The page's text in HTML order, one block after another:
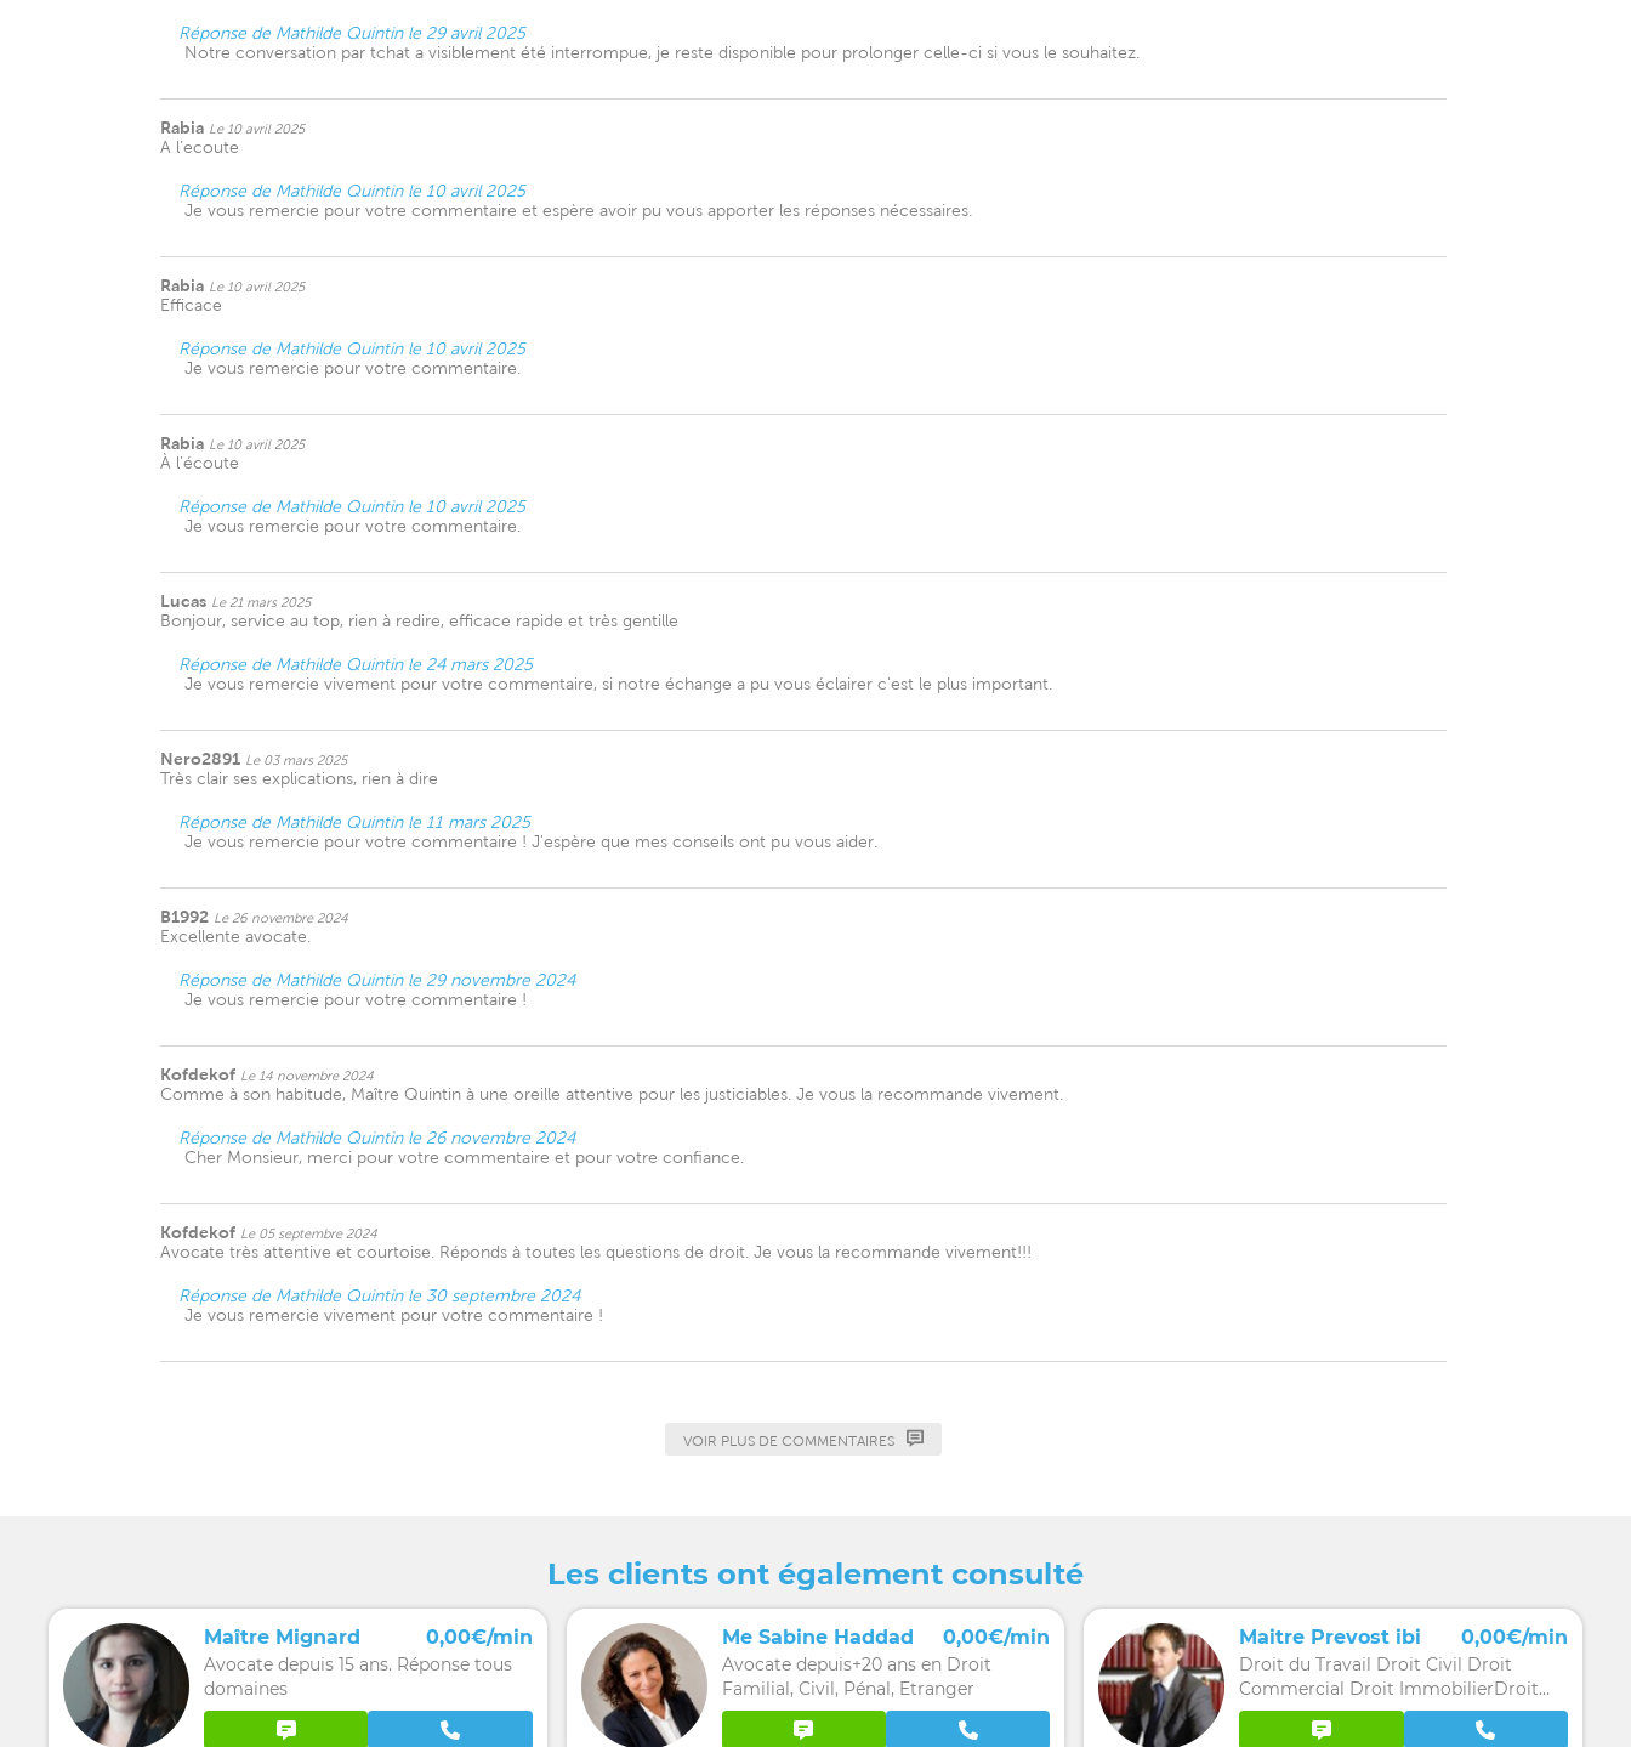
Réponse de Mathilde Quintin le 29 avril 2025
Notre conversation par tchat a visiblement été interrompue, je reste disponible pour prolonger celle-ci si vous le souhaitez.
Rabia Le 10 avril 2025
A l’ecoute
Réponse de Mathilde Quintin le 10 avril 2025
Je vous remercie pour votre commentaire et espère avoir pu vous apporter les réponses nécessaires.
Rabia Le 10 avril 2025
Efficace
Réponse de Mathilde Quintin le 10 avril 2025
Je vous remercie pour votre commentaire.
Rabia Le 10 avril 2025
À l’écoute
Réponse de Mathilde Quintin le 10 avril 2025
Je vous remercie pour votre commentaire.
Lucas Le 21 mars 2025
Bonjour, service au top, rien à redire, efficace rapide et très gentille
Réponse de Mathilde Quintin le 24 mars 2025
Je vous remercie vivement pour votre commentaire, si notre échange a pu vous éclairer c'est le plus important.
Nero2891 Le 03 mars 2025
Très clair ses explications, rien à dire
Réponse de Mathilde Quintin le 11 mars 2025
Je vous remercie pour votre commentaire ! J'espère que mes conseils ont pu vous aider.
B1992 Le 26 novembre 2024
Excellente avocate.
Réponse de Mathilde Quintin le 29 novembre 2024
Je vous remercie pour votre commentaire !
Kofdekof Le 14 novembre 2024
Comme à son habitude, Maître Quintin à une oreille attentive pour les justiciables. Je vous la recommande vivement.
Réponse de Mathilde Quintin le 26 novembre 2024
Cher Monsieur, merci pour votre commentaire et pour votre confiance.
Kofdekof Le 05 septembre 2024
Avocate très attentive et courtoise. Réponds à toutes les questions de droit. Je vous la recommande vivement!!!
Réponse de Mathilde Quintin le 30 septembre 2024
Je vous remercie vivement pour votre commentaire !
VOIR PLUS DE COMMENTAIRES
Les clients ont également consulté
Maître Mignard 0,00€/min
Avocate depuis 15 ans. Réponse tous
domaines
Me Sabine Haddad 0,00€/min
Avocate depuis+20 ans en Droit
Familial, Civil, Pénal, Etranger
Maitre Prevost ibi 0,00€/min
Droit du Travail Droit Civil Droit
Commercial Droit ImmobilierDroit
Suisse